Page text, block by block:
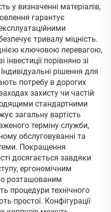
у визначенні матеріалів,
гарантує
тривалу міцність.
ключовою перевагою,
порівняно зі
рішення для
потребу в дорогих
захисту чи частій
стандартними
загальну вартість
терміну служби,
обслуговуванні та
Покращення
досягається завдяки
ергономічним
розташованим
процедури технічного
простої. Конфігурації